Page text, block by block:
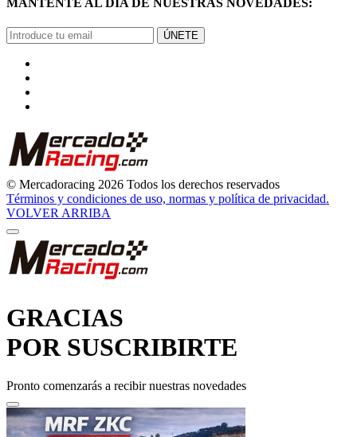
© Mercadoracing 2026 Todos los derechos reservados
Términos y condiciones de uso, normas y política de privacidad.
VOLVER ARRIBA
POR SUSCRIBIRTE